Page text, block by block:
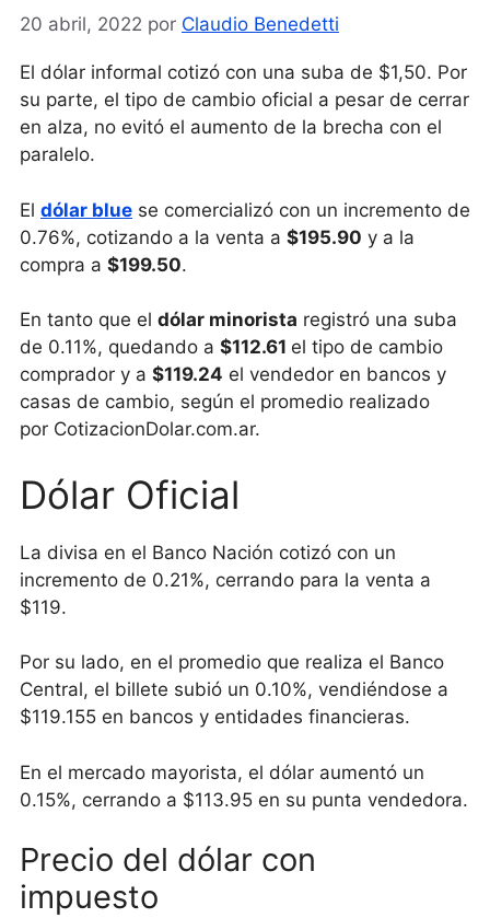
20 abril, 2022 por Claudio Benedetti
El dólar informal cotizó con una suba de $1,50. Por
su parte, el tipo de cambio oficial a pesar de cerrar
en alza, no evitó el aumento de la brecha con el
paralelo.
El dólar blue se comercializó con un incremento de
0.76%, cotizando a la venta a $195.90 y a la
compra a $199.50.
En tanto que el dólar minorista registró una suba
de 0.11%, quedando a $112.61 el tipo de cambio
comprador y a $119.24 el vendedor en bancos y
casas de cambio, según el promedio realizado
por CotizacionDolar.com.ar.
Dólar Oficial
La divisa en el Banco Nación cotizó con un
incremento de 0.21%, cerrando para la venta a
$119.
Por su lado, en el promedio que realiza el Banco
Central, el billete subió un 0.10%, vendiéndose a
$119.155 en bancos y entidades financieras.
En el mercado mayorista, el dólar aumentó un
0.15%, cerrando a $113.95 en su punta vendedora.
Precio del dólar con
impuesto